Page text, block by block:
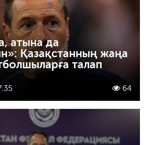
атына да
Қазақстанның жаңа
талап
64